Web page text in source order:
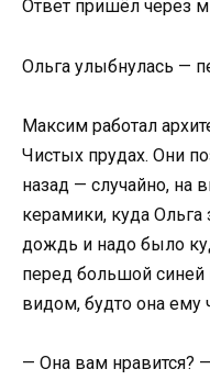
Ответ пришёл через
Ольга улыбнулась —
Максим работал
Чистых прудах. Они
назад — случайно, на
керамики, куда
дождь и надо было
перед большой синей
видом, будто она ему
— Она вам нравится?